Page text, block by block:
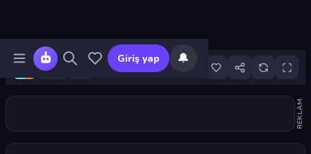
Giriş yap 🔔
3
REKLAM